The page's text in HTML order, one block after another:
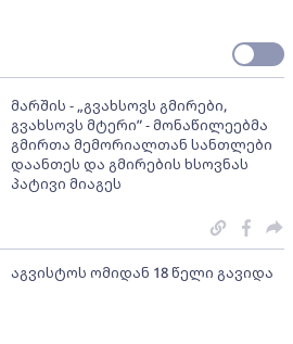
მარშის - „გვახსოვს გმირები,
გვახსოვს მტერი” - მონაწილეებმა
გმირთა მემორიალთან სანთლები
დაანთეს და გმირების ხსოვნას
პატივი მიაგეს
აგვისტოს ომიდან 18 წელი გავიდა